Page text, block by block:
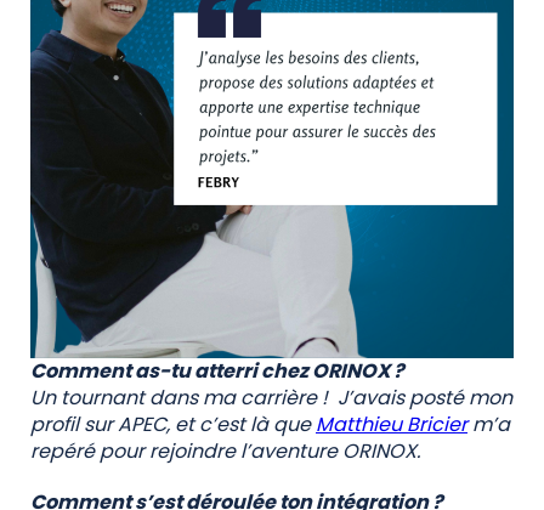
Comment as-tu atterri chez ORINOX ?
Un tournant dans ma carrière ! J’avais posté mon
profil sur APEC, et c’est là queMatthieu Bricierm’a
repéré pour rejoindre l’aventure ORINOX.
Comment s’est déroulée ton intégration ?